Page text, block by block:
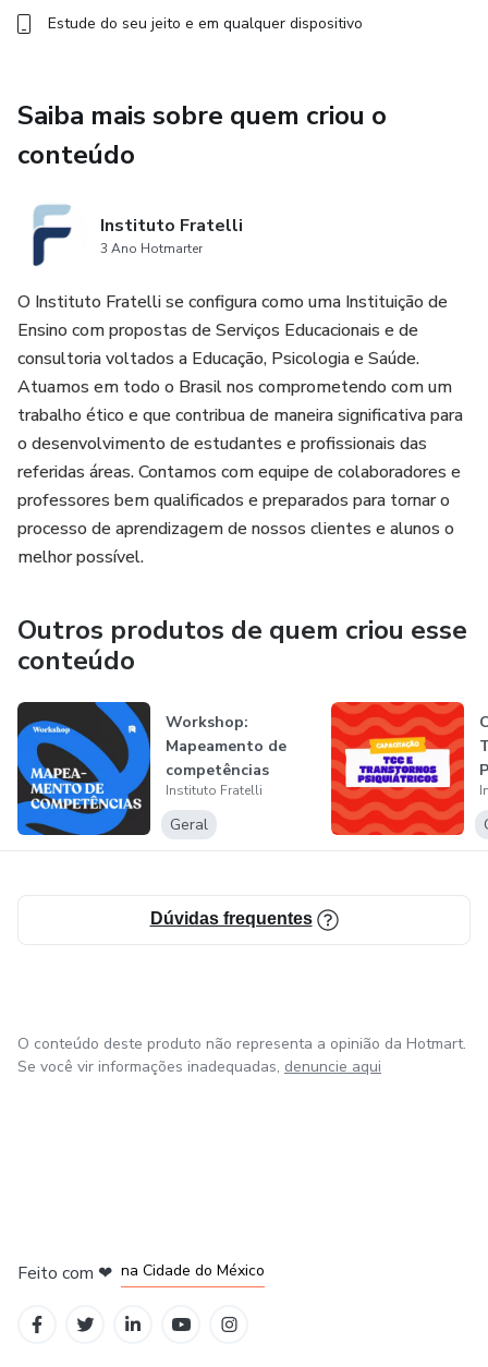
Estude do seu jeito e em qualquer dispositivo
Saiba mais sobre quem criou o
conteúdo
Instituto Fratelli
3 Ano Hotmarter
O Instituto Fratelli se configura como uma Instituição de
Ensino com propostas de Serviços Educacionais e de
consultoria voltados a Educação, Psicologia e Saúde.
Atuamos em todo o Brasil nos comprometendo com um
trabalho ético e que contribua de maneira significativa para
o desenvolvimento de estudantes e profissionais das
referidas áreas. Contamos com equipe de colaboradores e
professores bem qualificados e preparados para tornar o
processo de aprendizagem de nossos clientes e alunos o
melhor possível.
Outros produtos de quem criou esse
conteúdo
Workshop:
Mapeamento de
competências
Instituto Fratelli
Geral
Dúvidas frequentes
O conteúdo deste produto não representa a opinião da Hotmart.
Se você vir informações inadequadas, denuncie aqui
Feito com ❤ na Cidade do México